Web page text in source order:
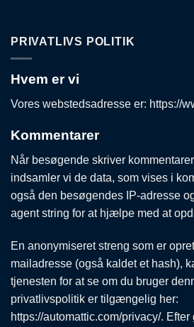
PRIVATLIVS POLITIK
Hvem er vi
Vores webstedsadresse er: https://
Kommentarer
Når besøgende skriver
indsamler vi de data, som vises i
også den besøgendes IP-adresse
agent string for at hjælpe med at
En anonymiseret streng som er
mailadresse (også kaldet et hash),
tjenesten for at se om du bruger
privatlivspolitik er tilgængelig her:
https://automattic.com/privacy/.